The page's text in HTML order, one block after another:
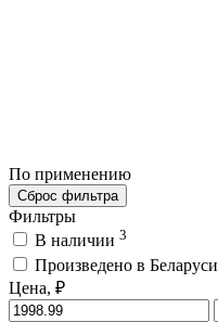
По применению
Сброс фильтра
Фильтры
В наличии 3
Произведено в Беларуси
Цена, ₽